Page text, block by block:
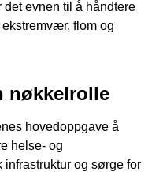
evnen til å håndtere
flom og
nøkkelrolle
hovedoppgave å
helse- og
infrastruktur og sørge for